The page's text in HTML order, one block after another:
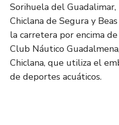
Sorihuela del
Chiclana de Segura y
la carretera por encima
Club Náutico
Chiclana, que utiliza el
de deportes acuáticos.